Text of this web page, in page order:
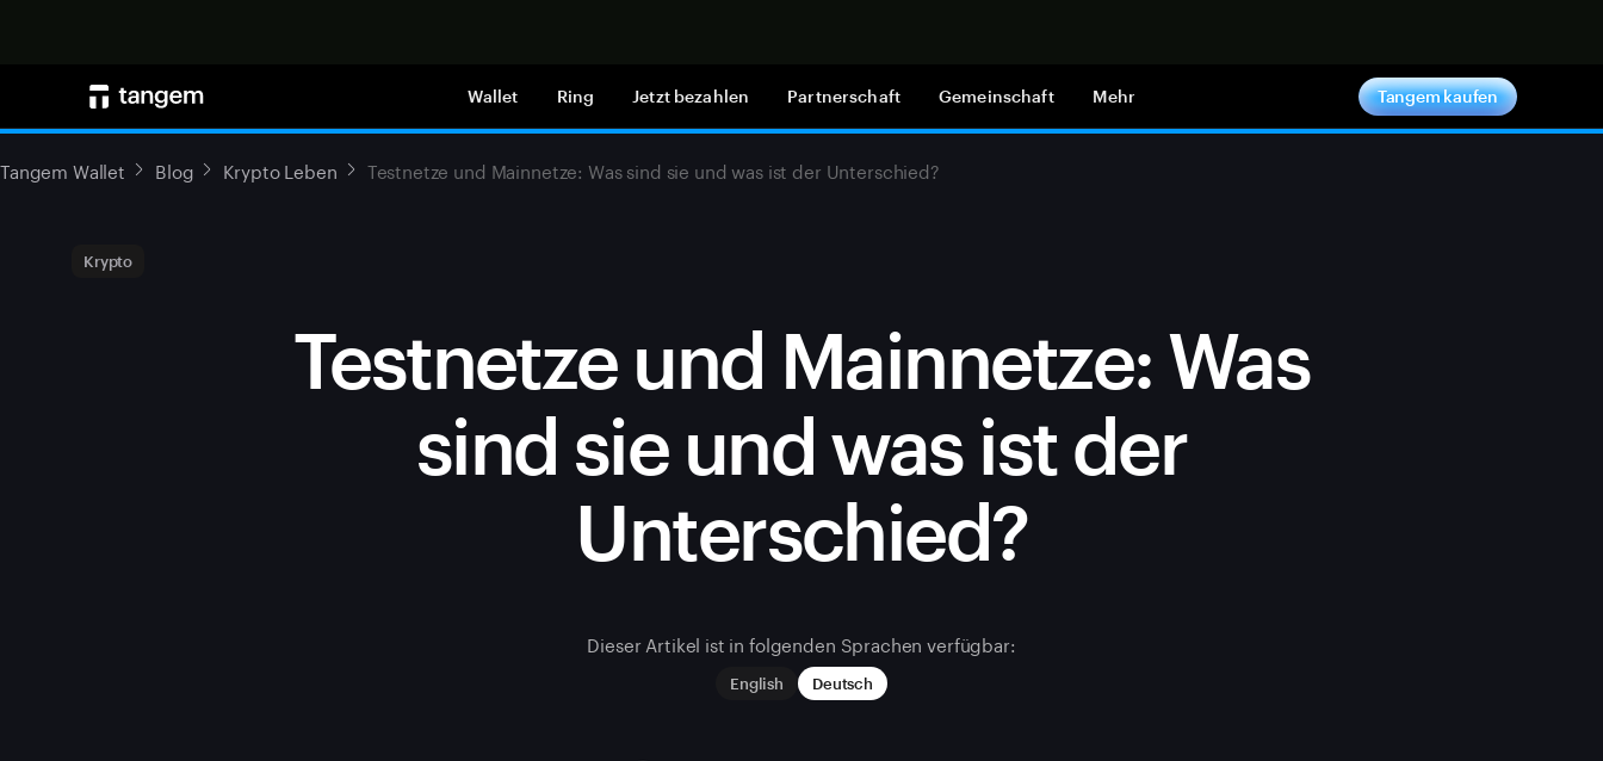
Wallet Ring Jetzt bezahlen Partnerschaft Gemeinschaft Mehr Tangem kaufen
Tangem Wallet Blog Krypto Leben Testnetze und Mainnetze: Was sind sie und was ist der Unterschied?
Krypto
Testnetze und Mainnetze: Was
sind sie und was ist der
Unterschied?
Dieser Artikel ist in folgenden Sprachen verfügbar:
English Deutsch